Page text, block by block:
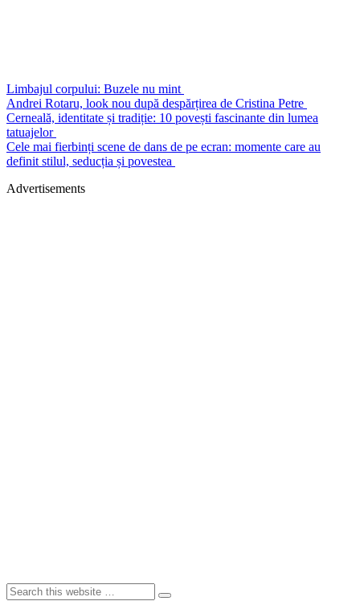
Limbajul corpului: Buzele nu mint
Andrei Rotaru, look nou după despărțirea de Cristina Petre
Cerneală, identitate și tradiție: 10 povești fascinante din lumea
tatuajelor
Cele mai fierbinți scene de dans de pe ecran: momente care au
definit stilul, seducția și povestea
Advertisements